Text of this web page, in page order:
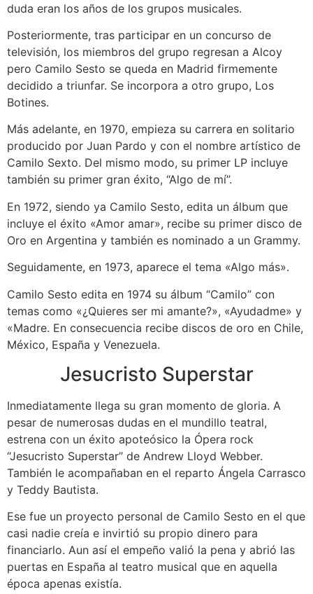
duda eran los años de los grupos musicales.
Posteriormente, tras participar en un concurso de
televisión, los miembros del grupo regresan a Alcoy
pero Camilo Sesto se queda en Madrid firmemente
decidido a triunfar. Se incorpora a otro grupo, Los
Botines.
Más adelante, en 1970, empieza su carrera en solitario
producido por Juan Pardo y con el nombre artístico de
Camilo Sexto. Del mismo modo, su primer LP incluye
también su primer gran éxito, “Algo de mí”.
En 1972, siendo ya Camilo Sesto, edita un álbum que
incluye el éxito «Amor amar», recibe su primer disco de
Oro en Argentina y también es nominado a un Grammy.
Seguidamente, en 1973, aparece el tema «Algo más».
Camilo Sesto edita en 1974 su álbum “Camilo” con
temas como «¿Quieres ser mi amante?», «Ayudadme» y
«Madre. En consecuencia recibe discos de oro en Chile,
México, España y Venezuela.
Jesucristo Superstar
Inmediatamente llega su gran momento de gloria. A
pesar de numerosas dudas en el mundillo teatral,
estrena con un éxito apoteósico la Ópera rock
“Jesucristo Superstar” de Andrew Lloyd Webber.
También le acompañaban en el reparto Ángela Carrasco
y Teddy Bautista.
Ese fue un proyecto personal de Camilo Sesto en el que
casi nadie creía e invirtió su propio dinero para
financiarlo. Aun así el empeño valió la pena y abrió las
puertas en España al teatro musical que en aquella
época apenas existía.